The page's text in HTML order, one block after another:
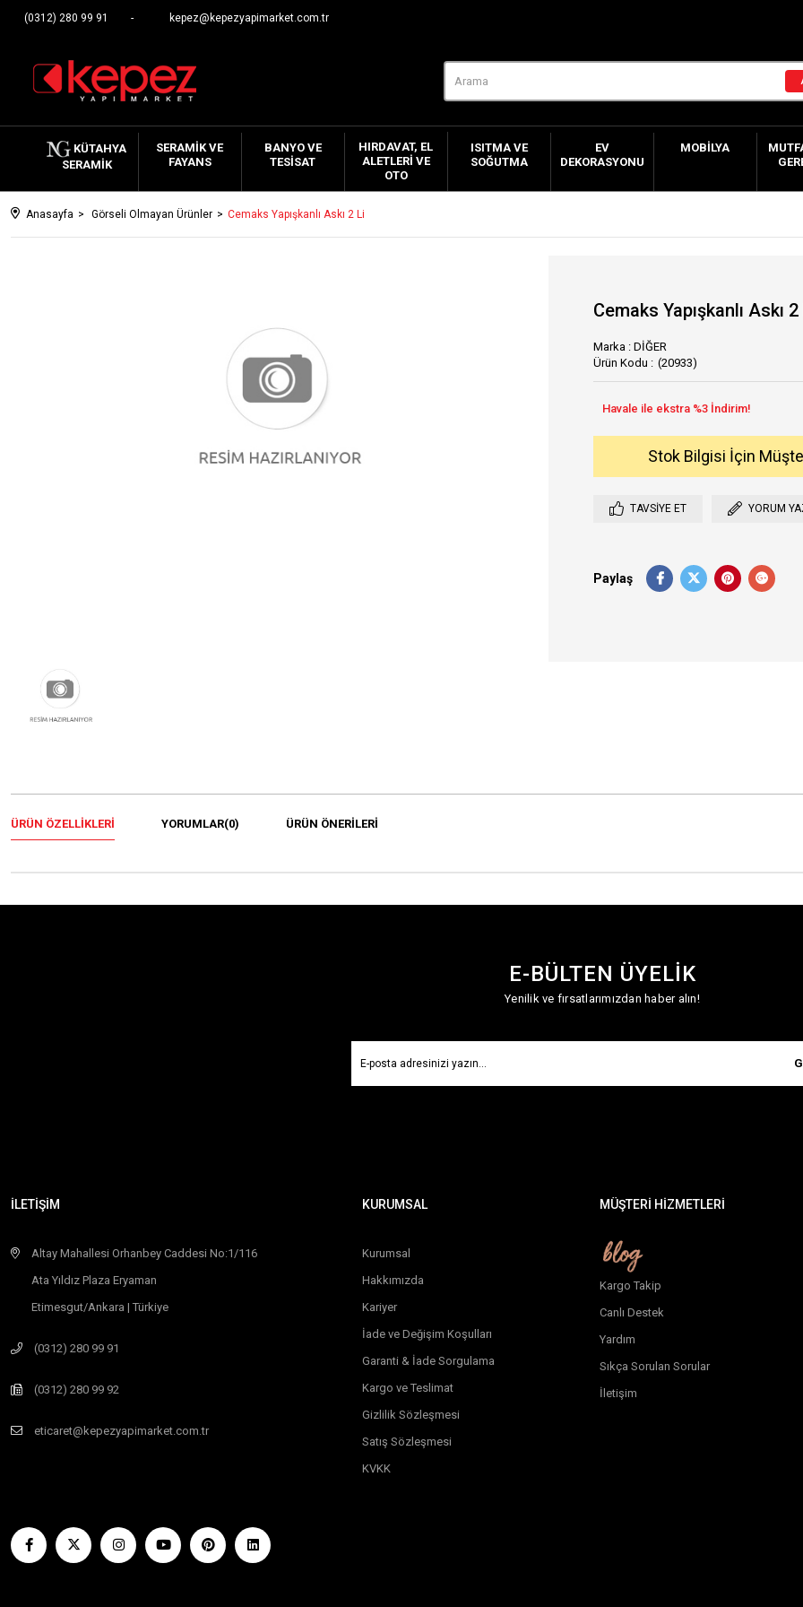
(0312) 280 99 91 kepez@kepezyapimarket.com.tr
KÜTAHYA
SERAMIK
SERAMIK VE
FAYANS
BANYO VE
TESISAT
HIRDAVAT, EL
ALETLERI VE
OTO
ISITMA VE
SOĞUTMA
EV
DEKORASYONU
MOBILYA
Anasayfa Görseli Olmayan Ürünler Cemaks Yapışkanlı Askı 2 Li
Cemaks Yapışkanlı Askı 2
Marka : DİĞER
(20933)
Stok Bilgisi İçin
TAVSIYE ET YORUM
Paylaş
ÜRÜN ÖZELLIKLERI YORUMLAR(0) ÜRÜN ÖNERILERI
E-BÜLTEN ÜYELİK
Yenilik ve fırsatlarımızdan haber alın!
İLETİŞİM
Altay Mahallesi Orhanbey Caddesi No:1/116
Ata Yıldız Plaza Eryaman
Etimesgut/Ankara | Türkiye
(0312) 280 99 91
(0312) 280 99 92
eticaret@kepezyapimarket.com.tr
KURUMSAL
Kurumsal
Hakkımızda
Kariyer
İade ve Değişim Koşulları
Garanti & İade Sorgulama
Kargo ve Teslimat
Gizlilik Sözleşmesi
Satış Sözleşmesi
KVKK
MÜŞTERİ HİZMETLERİ
Kargo Takip
Canlı Destek
Yardım
Sıkça Sorulan Sorular
İletişim